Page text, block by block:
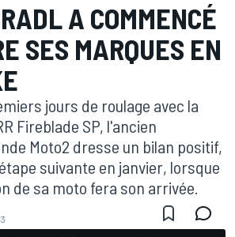
A COMMENCÉ
SES MARQUES EN
jours de roulage avec la
Fireblade SP, l'ancien
Moto2 dresse un bilan positif,
suivante en janvier, lorsque
de sa moto fera son arrivée.